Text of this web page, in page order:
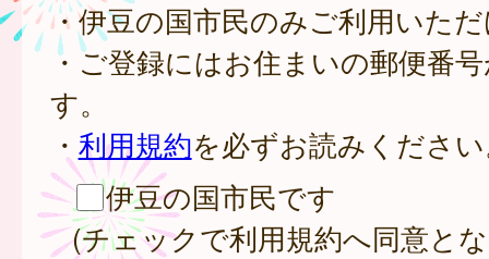
・伊豆の国市民のみご利用いた
・ご登録にはお住まいの郵便番
す。
・ 利用規約を必ずお読みくださ
伊豆の国市民です
(チェックで利用規約へ同意と